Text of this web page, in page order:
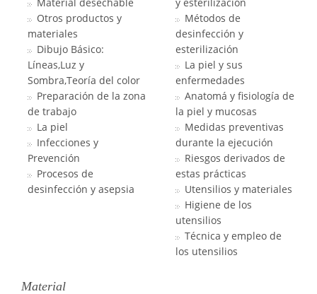
Otros productos y
materiales
Dibujo Básico:
Líneas,Luz y
Sombra,Teoría del color
Preparación de la zona
de trabajo
La piel
Infecciones y
Prevención
Procesos de
desinfección y asepsia
Métodos de
desinfección y
esterilización
La piel y sus
enfermedades
Anatomá y fisiología de
la piel y mucosas
Medidas preventivas
durante la ejecución
Riesgos derivados de
estas prácticas
Utensilios y materiales
Higiene de los
utensilios
Técnica y empleo de
los utensilios
Material